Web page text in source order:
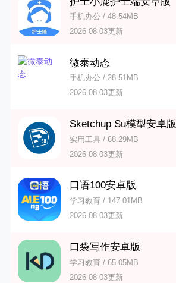
手机办公 / 48.54MB
2026-08-03更新
微泰动态
手机办公 / 28.51MB
2026-08-03更新
Sketchup Su模型安卓版
实用工具 / 68.29MB
2026-08-03更新
口语100安卓版
学习教育 / 147.01MB
2026-08-03更新
口袋写作安卓版
学习教育 / 65.05MB
2026-08-03更新